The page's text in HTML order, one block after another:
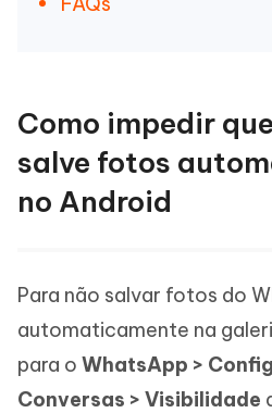
Como impedir
salve fotos
no Android
Para não salvar fotos do
automaticamente na
para o WhatsApp >
Conversas > Visibilidade